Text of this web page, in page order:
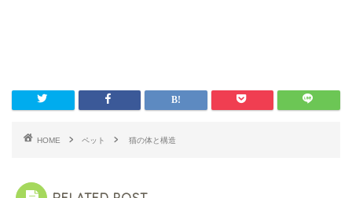
HOME ペット 猫の体と構造